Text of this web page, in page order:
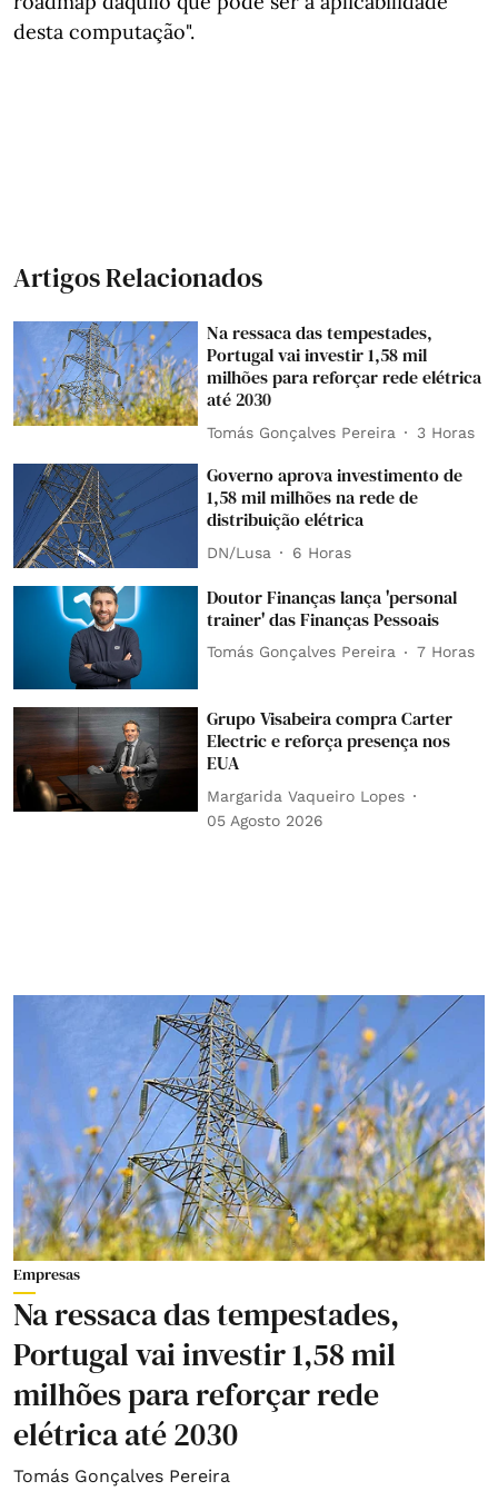
desta computação".
Artigos Relacionados
Na ressaca das tempestades,
Portugal vai investir 1,58 mil
milhões para reforçar rede elétrica
até 2030
Tomás Gonçalves Pereira 3 Horas
Governo aprova investimento de
1,58 mil milhões na rede de
distribuição elétrica
DN/Lusa 6 Horas
Doutor Finanças lança 'personal
trainer' das Finanças Pessoais
Tomás Gonçalves Pereira 7 Horas
Grupo Visabeira compra Carter
Electric e reforça presença nos
EUA
Margarida Vaqueiro Lopes
05 Agosto 2026
Empresas
Na ressaca das tempestades,
Portugal vai investir 1,58 mil
milhões para reforçar rede
elétrica até 2030
Tomás Gonçalves Pereira